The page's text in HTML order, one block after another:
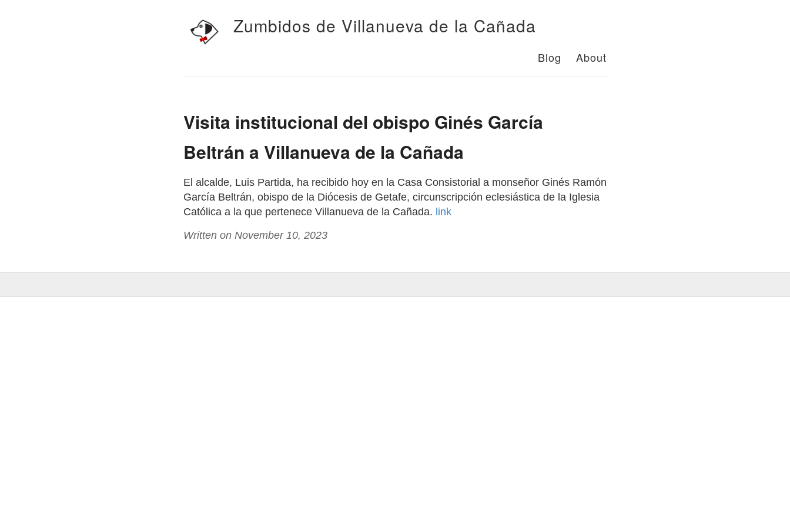
Zumbidos de Villanueva de la Cañada
Blog About
Visita institucional del obispo Ginés García
Beltrán a Villanueva de la Cañada
El alcalde, Luis Partida, ha recibido hoy en la Casa Consistorial a monseñor Ginés Ramón
García Beltrán, obispo de la Diócesis de Getafe, circunscripción eclesiástica de la Iglesia
Católica a la que pertenece Villanueva de la Cañada. link
Written on November 10, 2023